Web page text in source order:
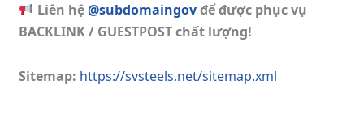
Liên hệ@subdomaingovđể được phục vụ
BACKLINK / GUESTPOST chất lượng!
Sitemap: https://svsteels.net/sitemap.xml